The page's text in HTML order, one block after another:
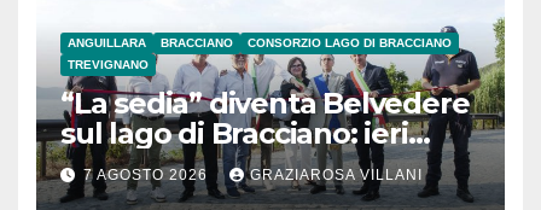
ANGUILLARA BRACCIANO
CONSORZIO LAGO DI BRACCIANO
TREVIGNANO
“La sedia” diventa Belvedere
sul lago di Bracciano: ieri
l’inaugurazione
7 AGOSTO 2026 GRAZIAROSA VILLANI